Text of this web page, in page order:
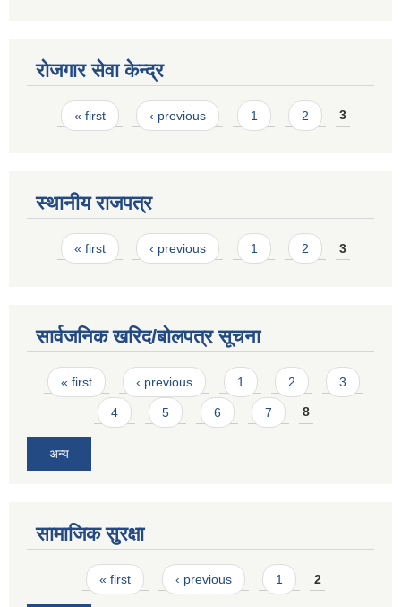
रोजगार सेवा केन्द्र
Pages
« first ‹ previous 1 2 3
स्थानीय राजपत्र
Pages
« first ‹ previous 1 2 3
सार्वजनिक खरिद/बोलपत्र सूचना
Pages
« first ‹ previous 1 2 3
4 5 6 7 8
अन्य
सामाजिक सुरक्षा
Pages« first ‹ previous 1 2